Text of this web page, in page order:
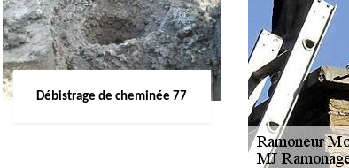
Débistrage de cheminée 77